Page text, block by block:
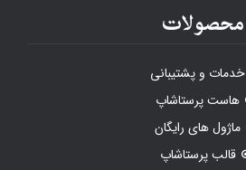
محصولات
خدمات و پشتیبانی
هاست پرستاشاپ
ماژول های رایگان
قالب پرستاشاپ